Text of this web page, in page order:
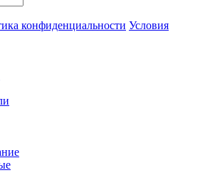
конфиденциальности Условия